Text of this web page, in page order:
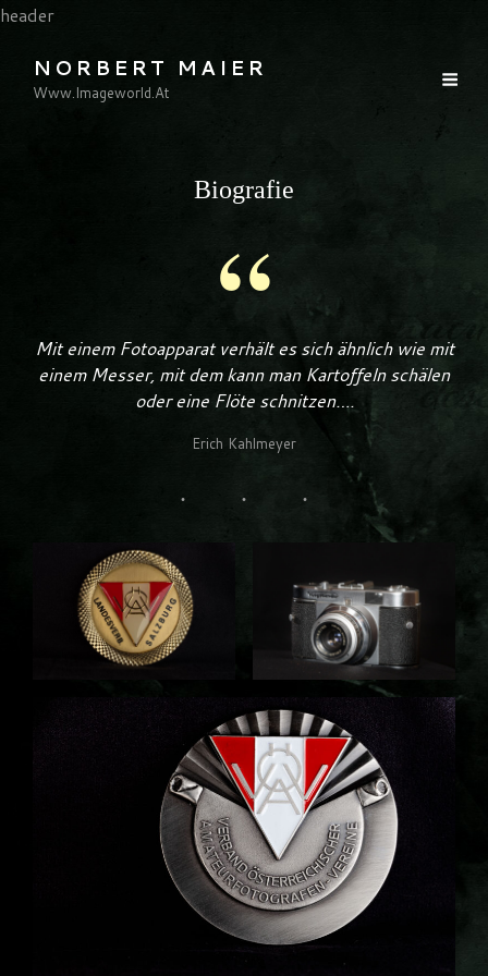
header
NORBERT MAIER
Www.imageworld.at
Biografie
Mit einem Fotoapparat verhält es sich ähnlich wie mit
einem Messer, mit dem kann man Kartoffeln schälen
oder eine Flöte schnitzen….
Erich Kahlmeyer